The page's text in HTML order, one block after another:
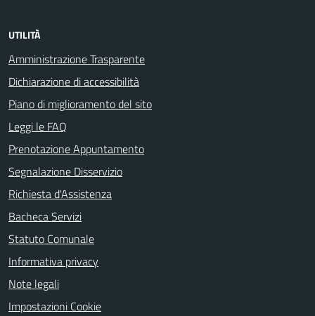
UTILITÀ
Amministrazione Trasparente
Dichiarazione di accessibilità
Piano di miglioramento del sito
Leggi le FAQ
Prenotazione Appuntamento
Segnalazione Disservizio
Richiesta d'Assistenza
Bacheca Servizi
Statuto Comunale
Informativa privacy
Note legali
Impostazioni Cookie